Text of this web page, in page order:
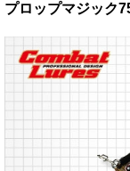
プロップマジック